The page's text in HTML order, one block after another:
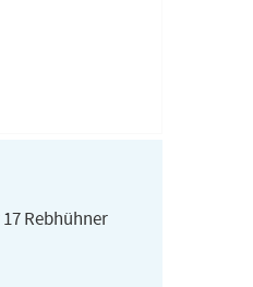
Rebhühner